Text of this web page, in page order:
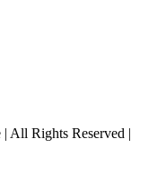
All Rights Reserved |